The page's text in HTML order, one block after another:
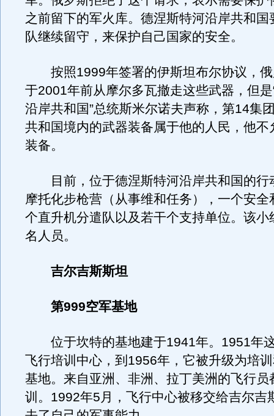
之前留下的军火库。德涅斯特河沿岸共和国
队继续留守，来保护自己国家的安全。
按照1999年签署的伊斯坦布尔协议，俄
于2001年前从摩尔多瓦撤走这些武器，但
沿岸共和国”总统斯米尔诺夫声称，第14集
共和国境内的武器装备属于他的人民，他不
装备。
目前，位于德涅斯特河沿岸共和国的行
摩托化步枪营（从事维和任务），一个安全
个直升机分遣队以及若干个支持单位。该
名人员。
吉尔吉斯斯坦
第999空军基地
位于坎特的基地建于1941年。1951年
飞行培训中心，到1956年，它被升级为培
基地。来自亚洲、非洲、拉丁美洲的飞行员
训。1992年5月，飞行中心被移交给吉尔吉